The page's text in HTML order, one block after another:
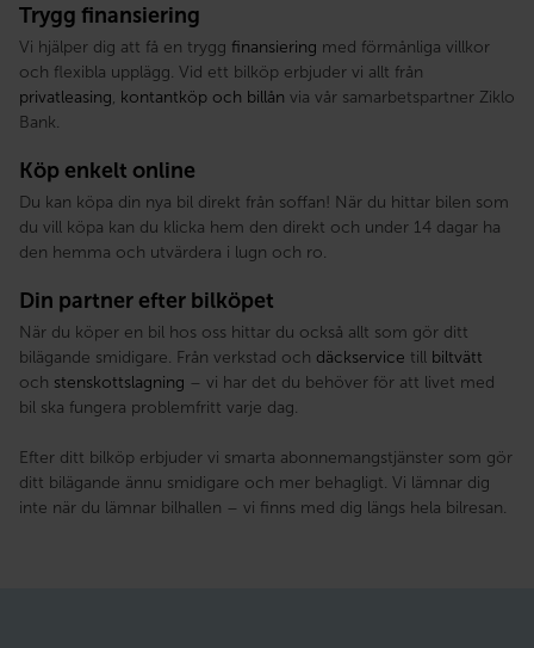
Trygg finansiering
Vi hjälper dig att få en trygg finansiering med förmånliga villkor
och flexibla upplägg. Vid ett bilköp erbjuder vi allt från
privatleasing, kontantköp och billån via vår samarbetspartner Ziklo
Bank.
Köp enkelt online
Du kan köpa din nya bil direkt från soffan! När du hittar bilen som
du vill köpa kan du klicka hem den direkt och under 14 dagar ha
den hemma och utvärdera i lugn och ro.
Din partner efter bilköpet
När du köper en bil hos oss hittar du också allt som gör ditt
bilägande smidigare. Från verkstad och däckservice till biltvätt
och stenskottslagning – vi har det du behöver för att livet med
bil ska fungera problemfritt varje dag.
Efter ditt bilköp erbjuder vi smarta abonnemangstjänster som gör
ditt bilägande ännu smidigare och mer behagligt. Vi lämnar dig
inte när du lämnar bilhallen – vi finns med dig längs hela bilresan.